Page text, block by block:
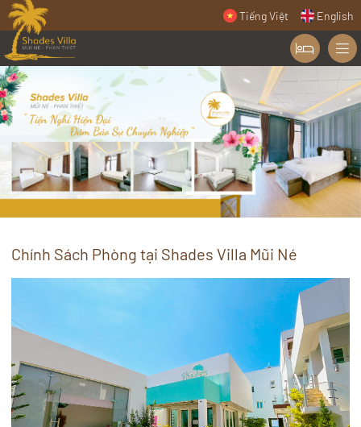
Tiếng Việt English
Chính Sách Phòng tại Shades Villa Mũi Né